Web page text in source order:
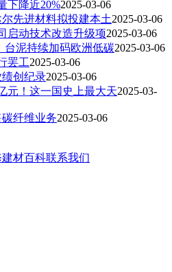
下降近20%2025-03-06
先进材料拟投建本土2025-03-06
启动技术改造升级项2025-03-06
台泥持续加码欧洲低碳2025-03-06
罢工2025-03-06
绩创纪录2025-03-06
元！这一国史上最大天2025-03-
纤维业务2025-03-06
材百科联系我们